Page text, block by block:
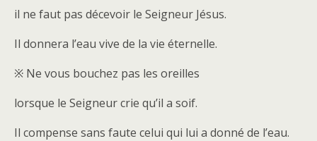
il ne faut pas décevoir le Seigneur Jésus.
Il donnera l’eau vive de la vie éternelle.
※ Ne vous bouchez pas les oreilles
lorsque le Seigneur crie qu’il a soif.
Il compense sans faute celui qui lui a donné de l’eau.